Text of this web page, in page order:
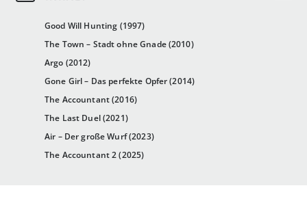
Good Will Hunting (1997)
The Town – Stadt ohne Gnade (2010)
Argo (2012)
Gone Girl – Das perfekte Opfer (2014)
The Accountant (2016)
The Last Duel (2021)
Air – Der große Wurf (2023)
The Accountant 2 (2025)